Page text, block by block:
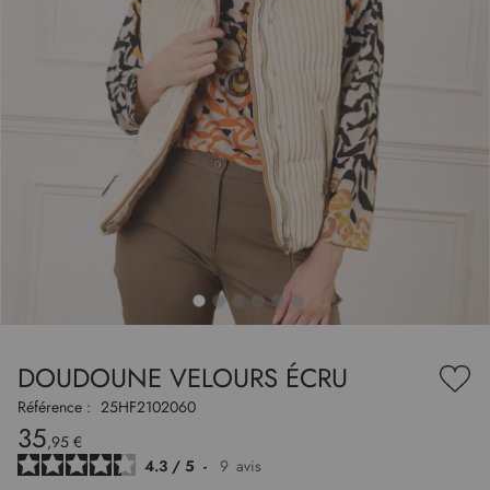
DOUDOUNE VELOURS ÉCRU
à
Référence : 25HF2102060
35,95 €
4.3 / 5 - 9 avis